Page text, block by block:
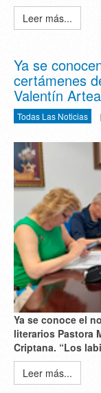
Leer más...
Ya se
certámenes
Valentín
Todas Las Noticias
Ya se conoce el
literarios Pastora
Criptana. “Los
Leer más...